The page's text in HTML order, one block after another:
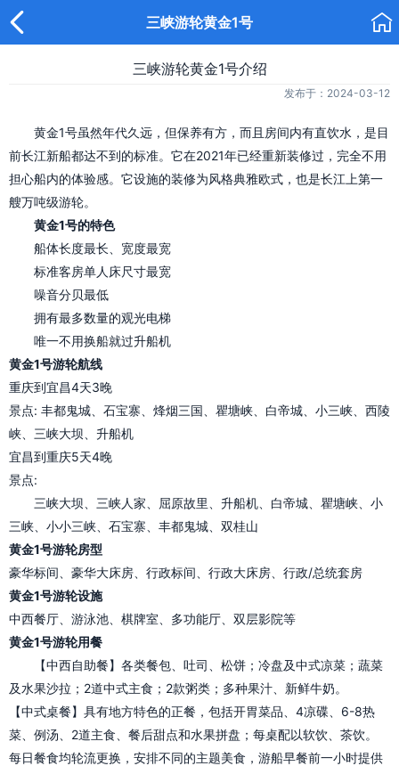
 三峡游轮黄金1号 
三峡游轮黄金1号介绍
发布于：2024-03-12
黄金1号虽然年代久远，但保养有方，而且房间内有直饮水，是目
前长江新船都达不到的标准。它在2021年已经重新装修过，完全不用
担心船内的体验感。它设施的装修为风格典雅欧式，也是长江上第一
艘万吨级游轮。
黄金1号的特色
船体长度最长、宽度最宽
标准客房单人床尺寸最宽
噪音分贝最低
拥有最多数量的观光电梯
唯一不用换船就过升船机
黄金1号游轮航线
重庆到宜昌4天3晚
景点: 丰都鬼城、石宝寨、烽烟三国、瞿塘峡、白帝城、小三峡、西陵
峡、三峡大坝、升船机
宜昌到重庆5天4晚
景点:
三峡大坝、三峡人家、屈原故里、升船机、白帝城、瞿塘峡、小
三峡、小小三峡、石宝寨、丰都鬼城、双桂山
黄金1号游轮房型
豪华标间、豪华大床房、行政标间、行政大床房、行政/总统套房
黄金1号游轮设施
中西餐厅、游泳池、棋牌室、多功能厅、双层影院等
黄金1号游轮用餐
【中西自助餐】各类餐包、吐司、松饼；冷盘及中式凉菜；蔬菜
及水果沙拉；2道中式主食；2款粥类；多种果汁、新鲜牛奶。
【中式桌餐】具有地方特色的正餐，包括开胃菜品、4凉碟、6-8热
菜、例汤、2道主食、餐后甜点和水果拼盘；每桌配以软饮、茶饮。
每日餐食均轮流更换，安排不同的主题美食，游船早餐前一小时提供